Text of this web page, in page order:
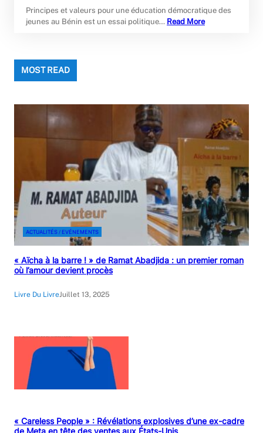
Principes et valeurs pour une éducation démocratique des
jeunes au Bénin est un essai politique… Read More
MOST READ
ACTUALITÉS / EVÉNEMENTS
« Aïcha à la barre ! » de Ramat Abadjida : un premier roman
où l’amour devient procès
Livre Du LivreJuillet 13, 2025
« Careless People » : Révélations explosives d’une ex-cadre